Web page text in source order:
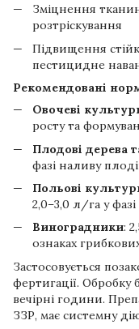
Зміцнення
розтріскування
Підвищення
пестицидне
Рекомендовані
Овочеві
росту та
Плодові дерева
фазі наливу
Польові
2,0–3,0 л/га у
Виноградники:
ознаках
Застосовується
фертигації. Обробку
вечірні години.
ЗЗР, має системну